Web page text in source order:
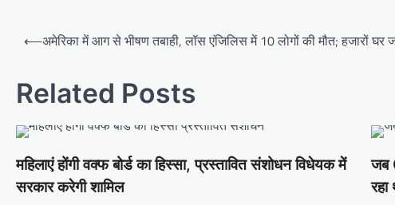
Post
⟵अमेरिका में आग से भीषण तबाही, लॉस एंजिलिस में 10 लोगों की मौत; हजारों घर
Related Posts
महिलाएं होंगी वक्फ बोर्ड का हिस्सा, प्रस्तावित संशोधन विधेयक में
सरकार करेगी शामिल
जब